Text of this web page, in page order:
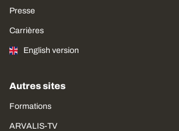
Presse
Carrières
English version
Autres sites
Formations
ARVALIS-TV